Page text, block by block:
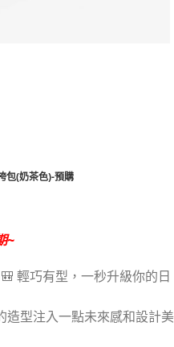
包(奶茶色)-預購
~
輕巧有型，一秒升級你的日
造型注入一點未來感和設計美